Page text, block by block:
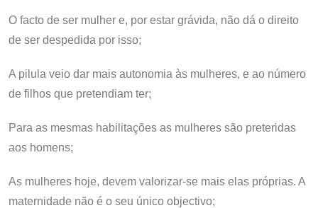
O facto de ser mulher e, por estar grávida, não dá o direito
de ser despedida por isso;
A pilula veio dar mais autonomia às mulheres, e ao número
de filhos que pretendiam ter;
Para as mesmas habilitações as mulheres são preteridas
aos homens;
As mulheres hoje, devem valorizar-se mais elas próprias. A
maternidade não é o seu único objectivo;